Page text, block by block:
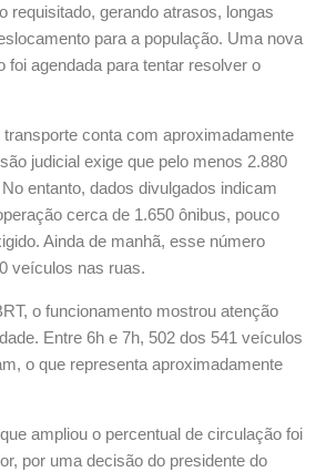
requisitado, gerando atrasos, longas
para a população. Uma nova
foi agendada para tentar resolver o
conta com aproximadamente
judicial exige que pelo menos 2.880
entanto, dados divulgados indicam
cerca de 1.650 ônibus, pouco
Ainda de manhã, esse número
veículos nas ruas.
o funcionamento mostrou atenção
Entre 6h e 7h, 502 dos 541 veículos
o que representa aproximadamente
ampliou o percentual de circulação foi
por uma decisão do presidente do